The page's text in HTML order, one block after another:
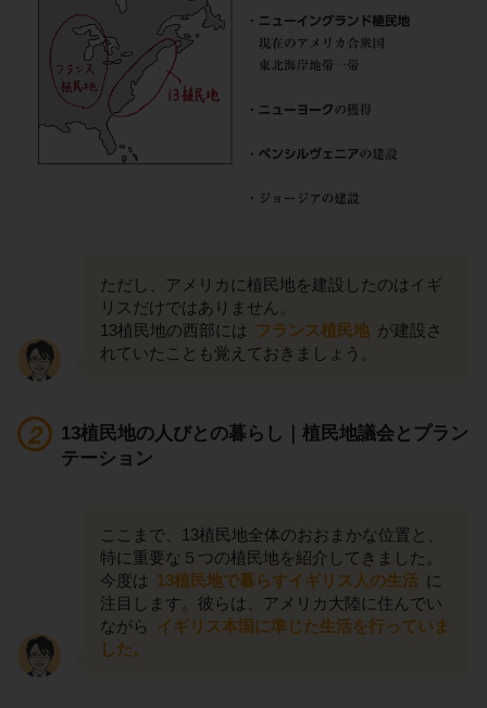
ただし、アメリカに植民地を建設したのはイギ
リスだけではありません。
13植民地の西部には
フランス植民地 が建設さ
れていたことも覚えておきましょう。
13植民地の人びとの暮らし｜植民地議会とプラン
テーション
ここまで、13植民地全体のおおまかな位置と、
特に重要な５つの植民地を紹介してきました。
今度は 13植民地で暮らすイギリス人の生活 に
注目します。彼らは、アメリカ大陸に住んでい
ながら イギリス本国に準じた生活を行っていま
した。